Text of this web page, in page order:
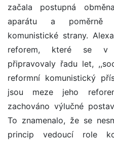
začala postupná
aparátu a poměrně
komunistické strany.
reforem, které se v
připravovaly řadu let,
reformní komunistický
jsou meze jeho
zachováno výlučné
To znamenalo, že se
princip vedoucí role